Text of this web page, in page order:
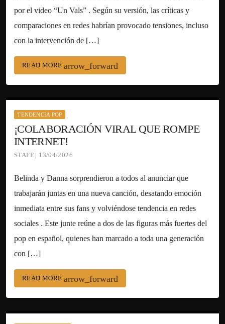
por el video “Un Vals” . Según su versión, las críticas y
comparaciones en redes habrían provocado tensiones, incluso
con la intervención de […]
READ MORE arrow_forward
TENDENCIA POP
¡COLABORACIÓN VIRAL QUE ROMPE
INTERNET!
STAFF | 13/04/2026
Belinda y Danna sorprendieron a todos al anunciar que
trabajarán juntas en una nueva canción, desatando emoción
inmediata entre sus fans y volviéndose tendencia en redes
sociales . Este junte reúne a dos de las figuras más fuertes del
pop en español, quienes han marcado a toda una generación
con […]
READ MORE arrow_forward